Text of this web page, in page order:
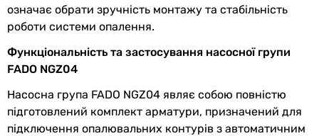
Нижнє
підключення
1 1/2 ″
Міжосьова
Робочий тиск 6 бар
означає обрати зручність монтажу та стабільність
роботи системи опалення.
Функціональність та застосування насосної групи
FADO NGZ04
Насосна група FADO NGZ04 являє собою повністю
підготовлений комплект арматури, призначений для
підключення опалювальних контурів з автоматичним